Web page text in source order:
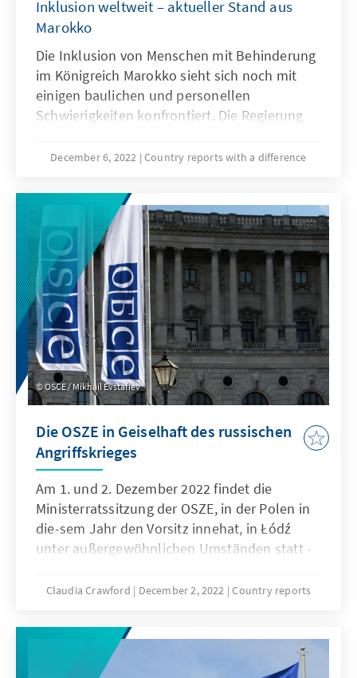
Inklusion weltweit – aktueller Stand aus
Marokko
Die Inklusion von Menschen mit Behinderung
im Königreich Marokko sieht sich noch mit
einigen baulichen und personellen
Schwierigkeiten konfrontiert. Die Regierung
Schulreform einen großen Fortschritt auf
Organisationen, unterstützt von
Staatsgeldern, dem Königshaus und privaten
Spenden, leisten des Weiteren einen Beitrag,
um den Leitsatz „Leave no one behind“ der
Agenda 2030 der Vereinten Nationen zu
realisieren.
December 6, 2022 Country reports with a difference
OSCE / Mikhail Evstafiev
Die OSZE in Geiselhaft des russischen
Angriffskrieges
Am 1. und 2. Dezember 2022 findet die
Ministerratssitzung der OSZE, in der Polen in
die-sem Jahr den Vorsitz innehat, in Łódź
unter außergewöhnlichen Umständen statt -
Claudia Crawford December 2, 2022 Country reports